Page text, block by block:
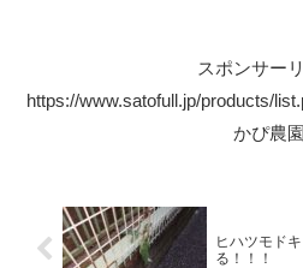
スポンサー
https://www.satofull.jp/products/
かぴ農園
ヒハツモド
る！！！